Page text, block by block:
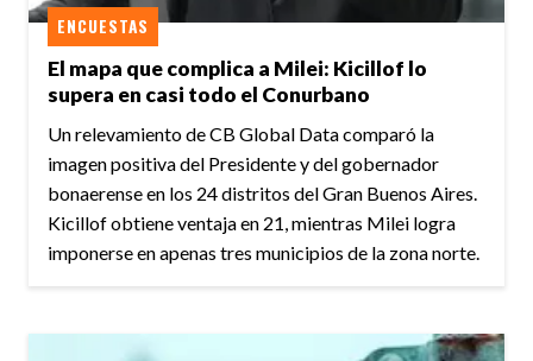
El mapa que complica a Milei: Kicillof lo
supera en casi todo el Conurbano
ENCUESTAS
Un relevamiento de CB Global Data comparó la
imagen positiva del Presidente y del gobernador
bonaerense en los 24 distritos del Gran Buenos Aires.
Kicillof obtiene ventaja en 21, mientras Milei logra
imponerse en apenas tres municipios de la zona norte.